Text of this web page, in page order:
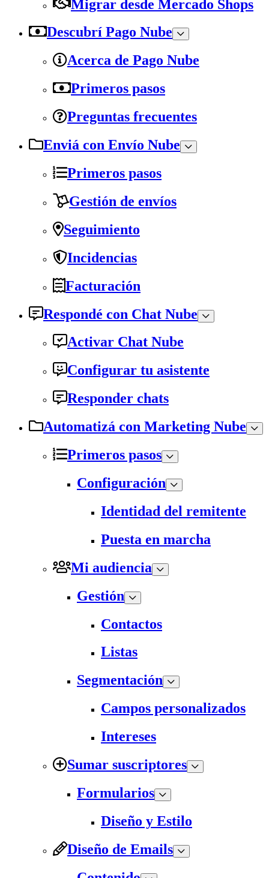
Migrar desde Mercado Shops
Descubrí Pago Nube
Acerca de Pago Nube
Primeros pasos
Preguntas frecuentes
Enviá con Envío Nube
Primeros pasos
Gestión de envíos
Seguimiento
Incidencias
Facturación
Respondé con Chat Nube
Activar Chat Nube
Configurar tu asistente
Responder chats
Automatizá con Marketing Nube
Primeros pasos
Configuración
Identidad del remitente
Puesta en marcha
Mi audiencia
Gestión
Contactos
Listas
Segmentación
Campos personalizados
Intereses
Sumar suscriptores
Formularios
Diseño y Estilo
Diseño de Emails